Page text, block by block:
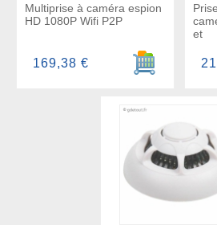
Multiprise à caméra espion
HD 1080P Wifi P2P
Ajouter au
169,38 €
et